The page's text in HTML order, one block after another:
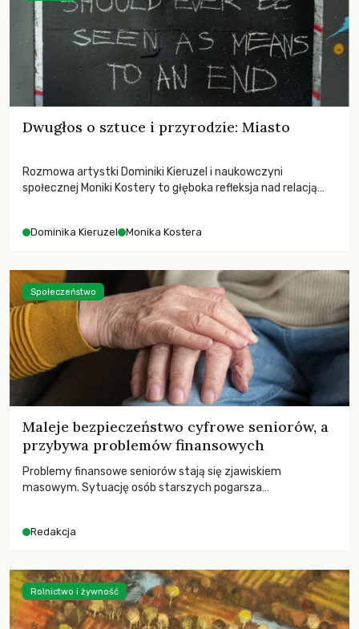
Dwugłos o sztuce i przyrodzie: Miasto
Rozmowa artystki Dominiki Kieruzel i naukowczyni
społecznej Moniki Kostery to głęboka refleksja nad relacją
Dominika Kieruzel Monika Kostera
Maleje bezpieczeństwo cyfrowe seniorów, a
przybywa problemów finansowych
Problemy finansowe seniorów stają się zjawiskiem
masowym. Sytuację osób starszych pogarsza
Redakcja
Społeczeństwo
Rolnictwo i żywność